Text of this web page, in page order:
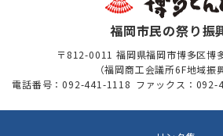
福岡市民の祭り振
〒812-0011 福岡県福岡市博多区博
（福岡商工会議所6F地域振
電話番号：092-441-1118 ファックス：092-